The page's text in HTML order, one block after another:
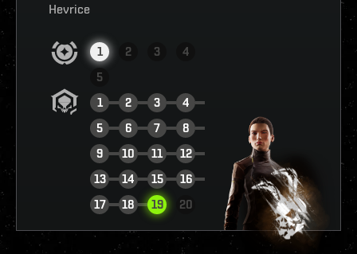
Hevrice
1 2 3
4
5
1
2 3
4
5
6 7
8
9
10 11
12
13
14 15
16
17
18 19 20
ПОСМОТРЕТЬ ОТЧЁТ